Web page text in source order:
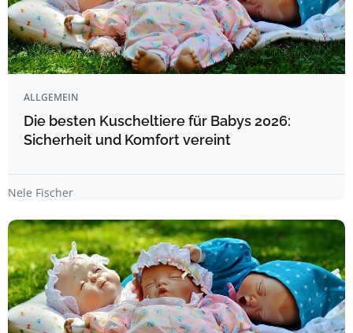
ALLGEMEIN
Die besten Kuscheltiere für Babys 2026:
Sicherheit und Komfort vereint
Nele Fischer